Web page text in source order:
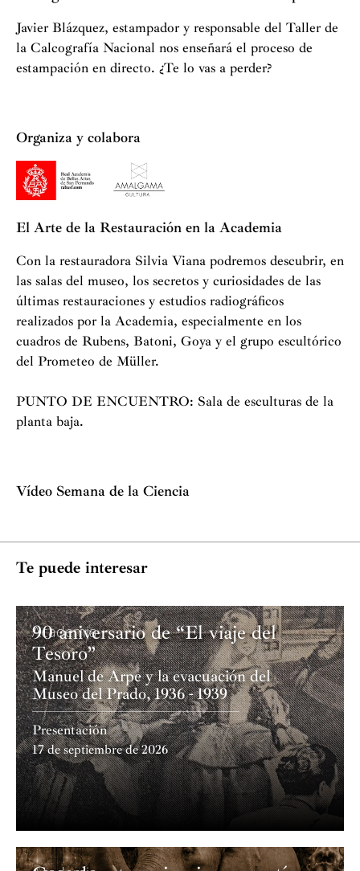
Javier Blázquez, estampador y responsable del Taller de
la Calcografía Nacional nos enseñará el proceso de
estampación en directo. ¿Te lo vas a perder?
Organiza y colabora
El Arte de la Restauración en la Academia
Con la restauradora Silvia Viana podremos descubrir, en
las salas del museo, los secretos y curiosidades de las
últimas restauraciones y estudios radiográficos
realizados por la Academia, especialmente en los
cuadros de Rubens, Batoni, Goya y el grupo escultórico
del Prometeo de Müller.
PUNTO DE ENCUENTRO: Sala de esculturas de la
planta baja.
Vídeo Semana de la Ciencia
Te puede interesar
Academia
90 aniversario de “El viaje del
Tesoro”
Manuel de Arpe y la evacuación del
Museo del Prado, 1936 - 1939
Presentación
17 de septiembre de 2026